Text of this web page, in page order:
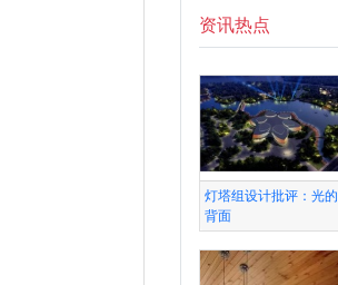
资讯热点
灯塔组设计批评：光的
背面